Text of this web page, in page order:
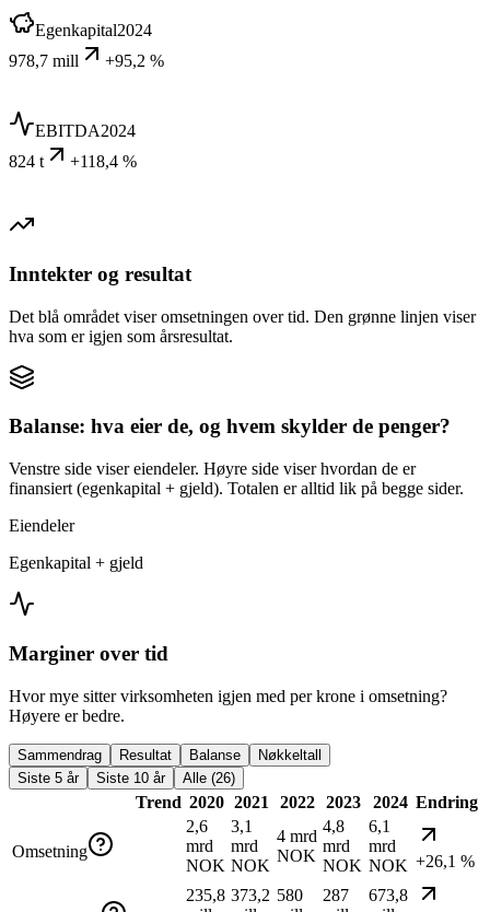
Egenkapital2024
978,7 mill
+95,2 %
EBITDA2024
824 t
+118,4 %
Inntekter og resultat
Det blå området viser omsetningen over tid. Den grønne linjen viser
hva som er igjen som årsresultat.
Balanse: hva eier de, og hvem skylder de penger?
Venstre side viser eiendeler. Høyre side viser hvordan de er
finansiert (egenkapital + gjeld). Totalen er alltid lik på begge sider.
Eiendeler
Egenkapital + gjeld
Marginer over tid
Hvor mye sitter virksomheten igjen med per krone i omsetning?
Høyere er bedre.
Sammendrag Resultat Balanse
Nøkkeltall
Siste 5 år
Siste 10 år Alle (26)
Trend 2020 2021 2022 2023 2024 Endring
Omsetning
2,6
mrd
NOK
3,1
mrd
NOK
4 mrd
NOK
4,8
mrd
NOK
6,1
mrd
NOK +26,1 %
235,8 373,2 580
287
673,8